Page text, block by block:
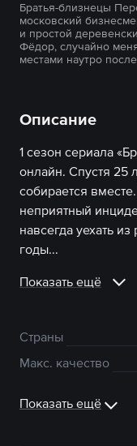
Братья-близнецы
московский
и простой
Фёдор, случайно
местами наутро
Описание
1 сезон сериала
онлайн. Спустя 25
собирается
неприятный
навсегда уехать
годы...
Показать ещё
Страны
Макс. качество
Показать ещё